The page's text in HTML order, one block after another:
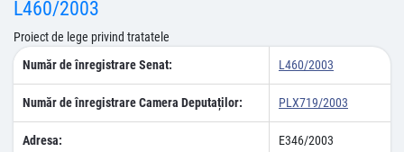
L460/2003
Proiect de lege privind tratatele
Număr de înregistrare Senat:
L460/2003
Număr de înregistrare Camera Deputaților: PLX719/2003
Adresa: E346/2003